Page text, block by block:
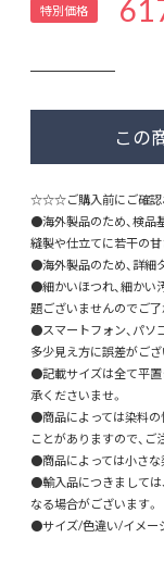
特別価格
☆☆☆ご購入前にご確
●海外製品のため、検品
縫製や仕立てに若干の甘
●海外製品のため、詳細
●細かいほつれ、細かい
題ございませんのでご了
●スマートフォン、パソ
多少見え方に誤差がござ
●記載サイズは全て平置
承くださいませ。
●商品によっては染料の
ことがありますので、ご
●商品によっては小さな
●輸入品につきましては
なる場合がございます。
●サイズ/色違い/イメー